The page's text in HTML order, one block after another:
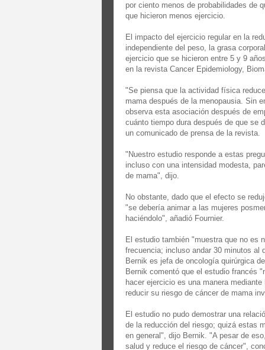
por ciento menos de probabilidades de
que hicieron menos ejercicio.
El impacto del ejercicio regular en la
independiente del peso, la grasa
ejercicio que se hicieron entre 5 y 9
en la revista Cancer Epidemiology,
"Se piensa que la actividad física
mama después de la menopausia. Sin
observa esta asociación después de
cuánto tiempo dura después de que se
un comunicado de prensa de la revista.
"Nuestro estudio responde a estas
incluso con una intensidad modesta,
de mama", dijo.
No obstante, dado que el efecto se
"se debería animar a las mujeres
haciéndolo", añadió Fournier.
El estudio también "muestra que no es
frecuencia; incluso andar 30 minutos al
Bernik es jefa de oncología quirúrgica
Bernik comentó que el estudio francés
hacer ejercicio es una manera
reducir su riesgo de cáncer de mama
El estudio no pudo demostrar una
de la reducción del riesgo; quizá estas
en general", dijo Bernik. "A pesar de
salud y reduce el riesgo de cáncer",